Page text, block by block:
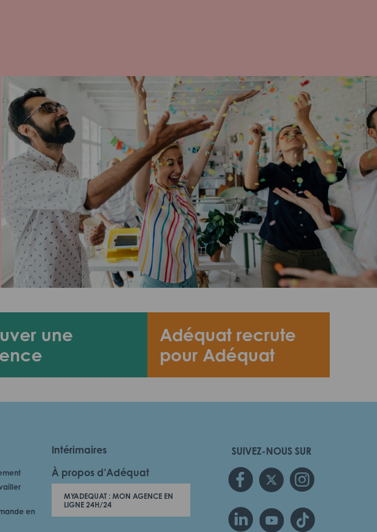
une
Adéquat recrute
pour Adéquat
SUIVEZ-NOUS SUR
en
Intérimaires
À propos d’Adéquat
MYADEQUAT : MON AGENCE EN
LIGNE 24H/24